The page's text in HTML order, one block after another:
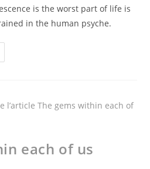
is the worst part of life is
in the human psyche.
each of us